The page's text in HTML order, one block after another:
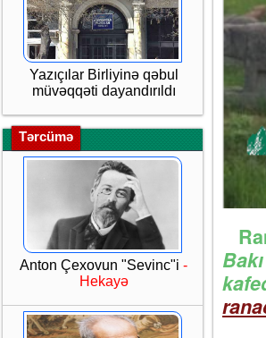
Yazıçılar Birliyinə qəbul
müvəqqəti dayandırıldı
Tərcümə
Anton Çexovun "Sevinc"i -
Hekayə